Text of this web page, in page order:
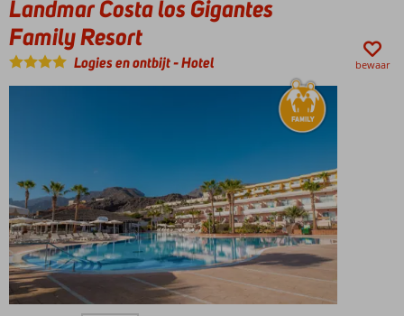
met
meerdere
zwembaden
Het
zen in
het
Wellness
Center
Halfpension,
Volpension
of All
Landmar Costa los Gigantes
Family Resort
Logies en ontbijt-Hotel bewaar